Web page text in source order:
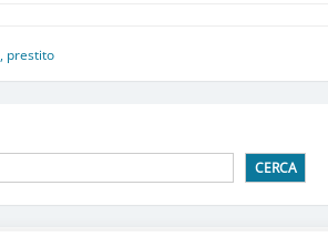
, prestito
CERCA